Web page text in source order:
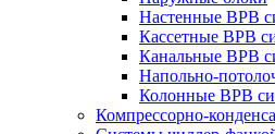
Настенные ВРВ
Кассетные ВРВ
Канальные ВРВ
Напольно-
Колонные ВРВ
Компрессорно-